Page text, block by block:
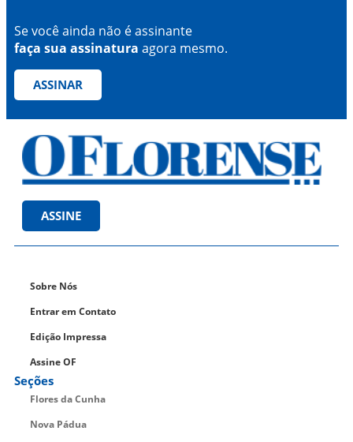
Se você ainda não é assinante
faça sua assinatura agora mesmo.
ASSINAR
ASSINE
Sobre Nós
Entrar em Contato
Edição Impressa
Assine OF
Seções
Flores da Cunha
Nova Pádua